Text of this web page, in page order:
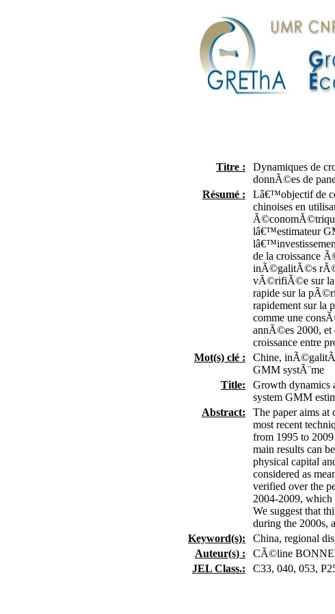
Titre :
Dynamiques de
donnÃ©es de
Résumé :
Lâ€™objectif de
chinoises en
lâ€™estimateur
de la croissance
inÃ©galitÃ©s
vÃ©rifiÃ©e sur la
rapide sur la
rapidement sur
comme une
annÃ©es 2000,
croissance entre
Mot(s) clé :
Chine,
GMM systÃ¨me
Title:
Growth dynamics
system GMM
Abstract:
The paper aims at
most recent
from 1995 to
main results can
physical capital
considered as
verified over the
2004-2009, which
We suggest that
during the 2000s,
Keyword(s):
China, regional
Auteur(s) :
CÃ©line
JEL Class.:
C33, 040, 053,